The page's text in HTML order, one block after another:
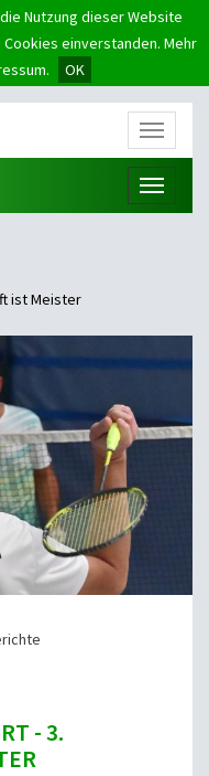
Nutzung dieser Website
einverstanden. Mehr
OK
Menü
Menü
ist Meister
- 3.